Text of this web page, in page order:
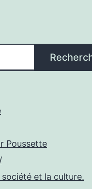
Poussette
et la culture.